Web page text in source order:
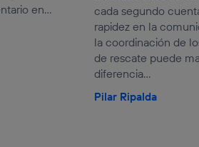
en...
cada segundo
rapidez en la
la coordinación de
de rescate puede
diferencia...
Pilar Ripalda